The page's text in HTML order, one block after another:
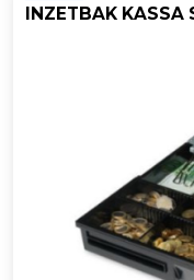
INZETBAK KASSA